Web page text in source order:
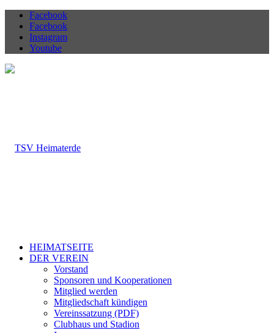
Facebook
Facebook
Instagram
Youtube
HEIMATSEITE
DER VEREIN
Vorstand
Sponsoren und Kooperationen
Mitglied werden
Mitgliedschaft kündigen
Vereinssatzung (PDF)
Clubhaus und Stadion